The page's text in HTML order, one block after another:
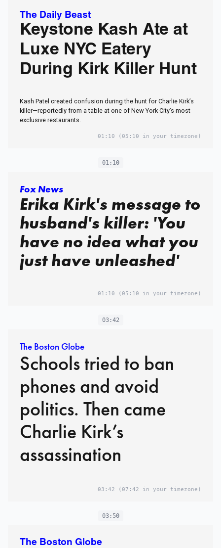
The Daily Beast
Keystone Kash Ate at
Luxe NYC Eatery
During Kirk Killer Hunt
Kash Patel created confusion during the hunt for Charlie Kirk’s
killer—reportedly from a table at one of New York City’s most
exclusive restaurants.
01:10 (05:10 in your timezone)
01:10
Fox News
Erika Kirk's message to
husband's killer: 'You
have no idea what you
just have unleashed'
01:10 (05:10 in your timezone)
03:42
The Boston Globe
Schools tried to ban
phones and avoid
politics. Then came
Charlie Kirk’s
assassination
03:42 (07:42 in your timezone)
03:50
The Boston Globe